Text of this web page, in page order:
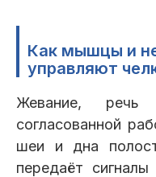
Как мышцы и
управляют
Жевание,
согласованной
шеи и дна
передаёт